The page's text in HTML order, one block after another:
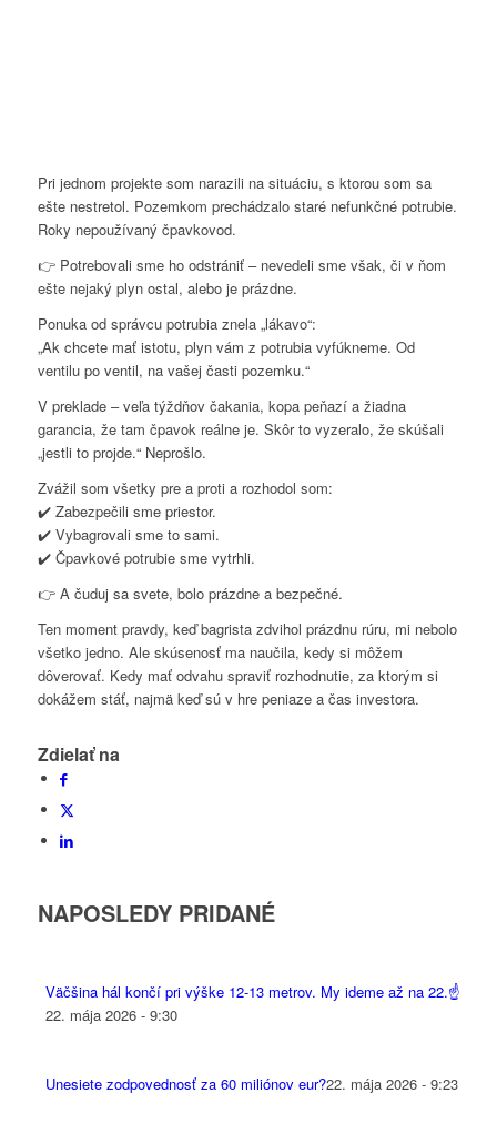
Pri jednom projekte som narazili na situáciu, s ktorou som sa
ešte nestretol. Pozemkom prechádzalo staré nefunkčné potrubie.
Roky nepoužívaný čpavkovod.
👉 Potrebovali sme ho odstrániť – nevedeli sme však, či v ňom
ešte nejaký plyn ostal, alebo je prázdne.
Ponuka od správcu potrubia znela „lákavo“:
„Ak chcete mať istotu, plyn vám z potrubia vyfúkneme. Od
ventilu po ventil, na vašej časti pozemku.“
V preklade – veľa týždňov čakania, kopa peňazí a žiadna
garancia, že tam čpavok reálne je. Skôr to vyzeralo, že skúšali
„jestli to projde.“ Neprošlo.
Zvážil som všetky pre a proti a rozhodol som:
✔️ Zabezpečili sme priestor.
✔️ Vybagrovali sme to sami.
✔️ Čpavkové potrubie sme vytrhli.
👉 A čuduj sa svete, bolo prázdne a bezpečné.
Ten moment pravdy, keď bagrista zdvihol prázdnu rúru, mi nebolo
všetko jedno. Ale skúsenosť ma naučila, kedy si môžem
dôverovať. Kedy mať odvahu spraviť rozhodnutie, za ktorým si
dokážem stáť, najmä keď sú v hre peniaze a čas investora.
Zdielať na
NAPOSLEDY PRIDANÉ
Väčšina hál končí pri výške 12-13 metrov. My ideme až na 22.☝️
22. mája 2026 - 9:30
Unesiete zodpovednosť za 60 miliónov eur?22. mája 2026 - 9:23